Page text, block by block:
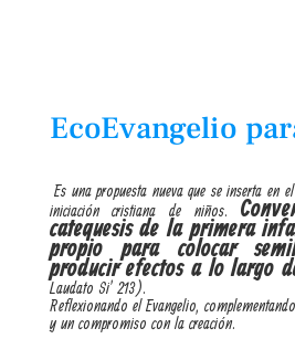
EcoEvangelio
Es una propuesta nueva que se inserta en
iniciación cristiana de niños.
catequesis de la primera
propio para colocar
producir efectos a lo largo
Laudato Si’ 213).
Reflexionando el Evangelio,
y un compromiso con la creación.